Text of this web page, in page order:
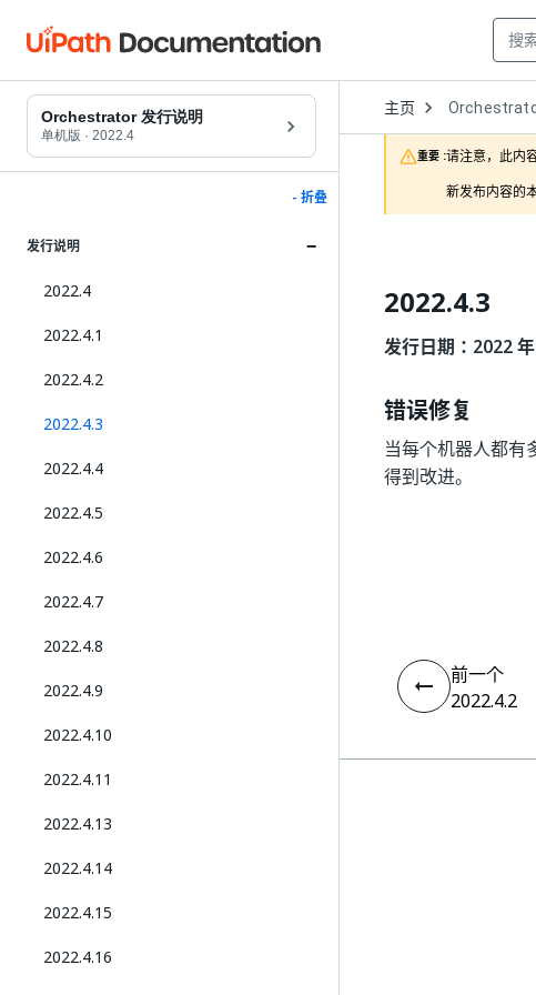
Orchestrator 发行说明
单机版 · 2022.4
- 折叠
发行说明
2022.4
2022.4.1
2022.4.2
2022.4.3
2022.4.4
2022.4.5
2022.4.6
2022.4.7
2022.4.8
2022.4.9
2022.4.10
2022.4.11
2022.4.13
2022.4.14
2022.4.15
2022.4.16
主页 Open
Dropdown
to
choose
product
重要 :请注意，此内
新发布内容的
2022.4.3
发行日期：2022
错误修复
当每个机器人都有
得到改进。
前一个
2022.4.2